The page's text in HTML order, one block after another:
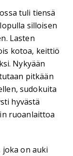
tuli tiensä
silloisen
Lasten
kotoa, keittiö
Nykyään
pitkään
sudokuita
hyvästä
ruoanlaittoa
on auki